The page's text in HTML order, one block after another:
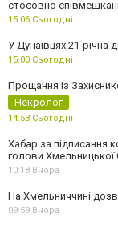
стосовно
15:06,Сьогодні
У Дунаївцях 21-річна
15:00,Сьогодні
Прощання із
Некролог
14:53,Сьогодні
Хабар за підписання
голови
10:18, Вчора
На Хмельниччині
09:59, Вчора